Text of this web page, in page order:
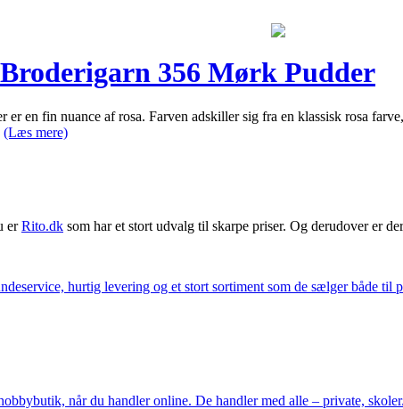
356 Mørk Pudder
en fin nuance af rosa. Farven adskiller sig fra en klassisk rosa
(Læs mere)
erRito.dk som har et stort udvalg til skarpe priser. Og derudover er
hurtig levering og et stort sortiment som de sælger både til
når du handler online. De handler med alle – private,